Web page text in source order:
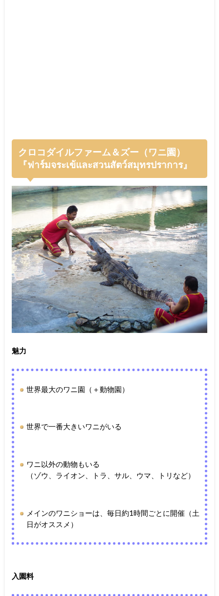
クロコダイルファーム＆ズー（ワニ園）
『ฟาร์มจระเข้และสวนสัตว์สมุทรปราการ』
魅力
世界最大のワニ園（＋動物園）
世界で一番大きいワニがいる
ワニ以外の動物もいる
（ゾウ、ライオン、トラ、サル、ウマ、トリなど）
メインのワニショーは、毎日約1時間ごとに開催（土
日がオススメ）
入園料